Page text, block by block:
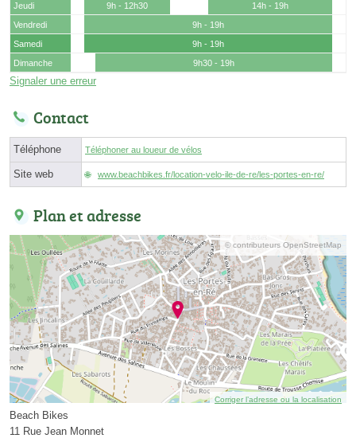
Jeudi
9h - 12h30
14h - 19h
Vendredi
9h - 19h
Samedi
9h - 19h
Dimanche
9h30 - 19h
Signaler une erreur
Contact
Téléphone Téléphoner au loueur de vélos
Site web www.beachbikes.fr/location-velo-ile-de-re/les-portes-en-re/
Plan et adresse
© contributeurs OpenStreetMap
Corriger l’adresse ou la localisation
Beach Bikes
11 Rue Jean Monnet